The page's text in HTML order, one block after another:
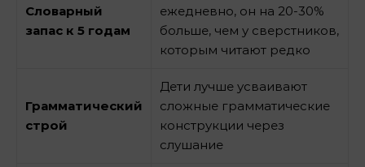
Словарный
запас к 5 годам
ежедневно, он на 20-30%
больше, чем у сверстников,
которым читают редко
Грамматический
строй
Дети лучше усваивают
сложные грамматические
конструкции через
слушание